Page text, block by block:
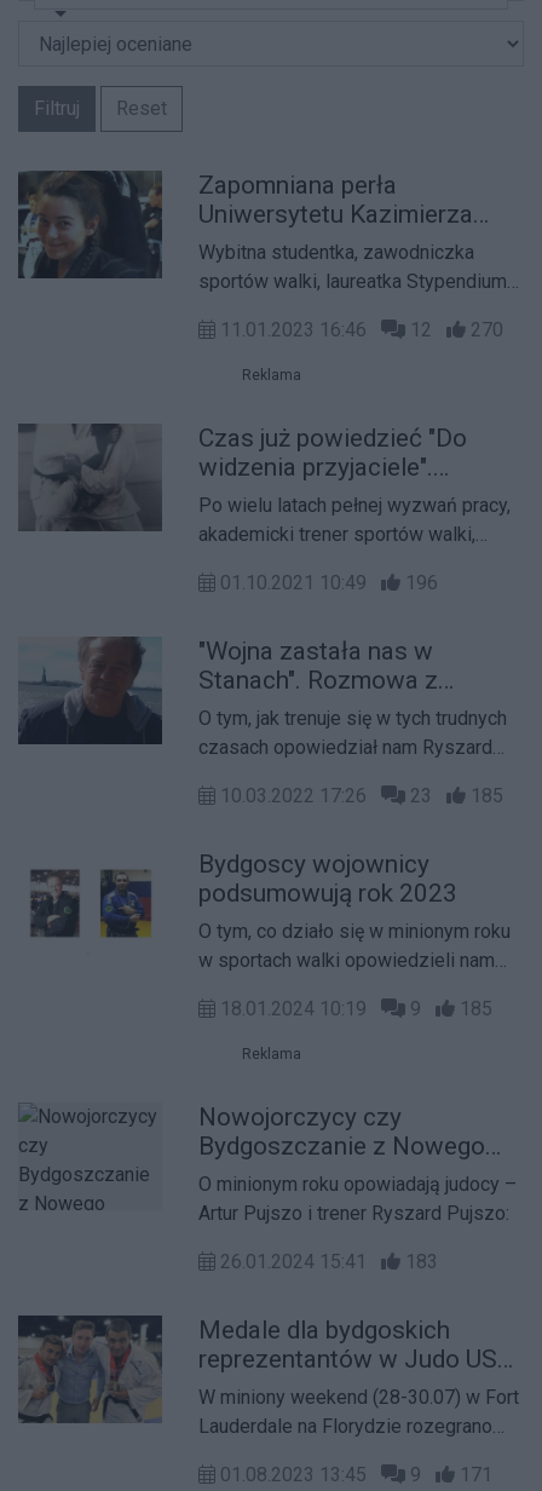
Filtruj Reset
Zapomniana perła
Uniwersytetu Kazimierza
Wielkiego
Wybitna studentka, zawodniczka
sportów walki, laureatka Stypendium
znakomicie łączy karierę sportową z
nauką. Niestety jej sukcesy nie
właściwym uznaniem. W wywiadzie
przybliża historię swoich dokonań,
blasków i cieni sportowej przygody.
11.01.2023 16:46 12 270
Reklama
Czas już powiedzieć "Do
widzenia przyjaciele".
Ryszard Pujszo kończy pracę
na UKW
Po wielu latach pełnej wyzwań pracy,
akademicki trener sportów walki,
naukowiec przechodzi na zasłużoną
01.10.2021 10:49 196
"Wojna zastała nas w
Stanach". Rozmowa z
Ryszardem Pujszo
akademickim trenerem
sportów walki
O tym, jak trenuje się w tych trudnych
czasach opowiedział nam Ryszard
10.03.2022 17:26
23 185
Bydgoscy wojownicy
podsumowują rok 2023
O tym, co działo się w minionym roku
w sportach walki opowiedzieli nam
18.01.2024 10:19
9 185
Reklama
Nowojorczycy czy
Bydgoszczanie z Nowego
Jorku?
O minionym roku opowiadają judocy –
Artur Pujszo i trener Ryszard Pujszo:
26.01.2024 15:41 183
Medale dla bydgoskich
reprezentantów w Judo US
Open 2023
W miniony weekend (28-30.07) w Fort
Lauderdale na Florydzie rozegrano
01.08.2023 13:45
9 171